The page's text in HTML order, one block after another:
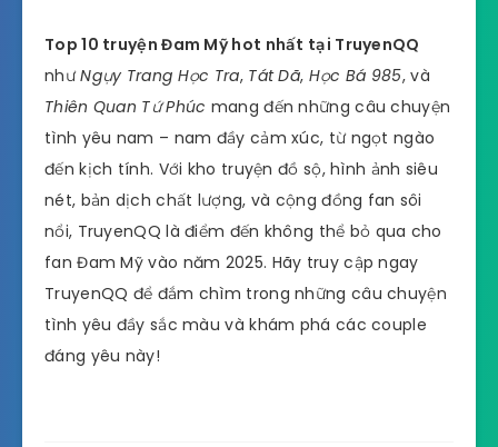
Top 10 truyện Đam Mỹ hot nhất tại TruyenQQ
nhưNgụy Trang Học Tra, Tát Dã, Học Bá 985, và
Thiên Quan Tứ Phúc mang đến những câu chuyện
tình yêu nam – nam đầy cảm xúc, từ ngọt ngào
đến kịch tính. Với kho truyện đồ sộ, hình ảnh siêu
nét, bản dịch chất lượng, và cộng đồng fan sôi
nổi, TruyenQQ là điểm đến không thể bỏ qua cho
fan Đam Mỹ vào năm 2025. Hãy truy cập ngay
TruyenQQ để đắm chìm trong những câu chuyện
tình yêu đầy sắc màu và khám phá các couple
đáng yêu này!